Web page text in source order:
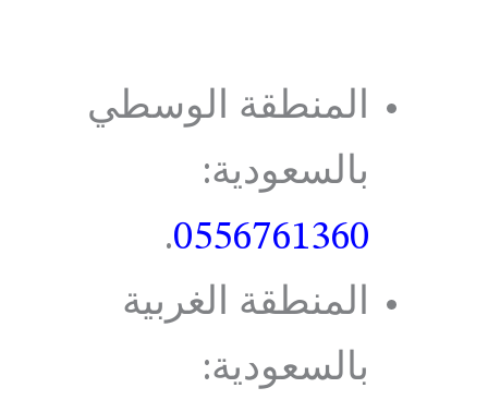
المنطقة الوسطي
بالسعودية:
0556761360
.
المنطقة الغربية
بالسعودية: